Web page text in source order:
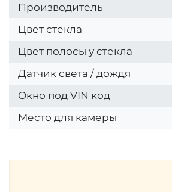
Производитель
Цвет стекла
Цвет полосы у стекла
Датчик света / дождя
Окно под VIN код
Место для камеры